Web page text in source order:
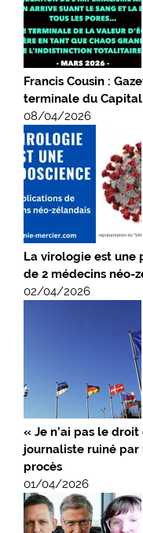
Francis Cousin :
terminale du Capital
08/04/2026
La virologie est une
de 2 médecins néo-
02/04/2026
« Je n’ai pas le
journaliste ruiné par
procès
01/04/2026